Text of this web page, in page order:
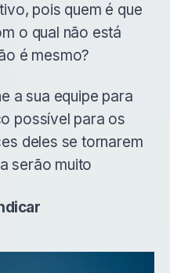
pois quem é que
o qual não está
é mesmo?
a sua equipe para
possível para os
deles se tornarem
serão muito